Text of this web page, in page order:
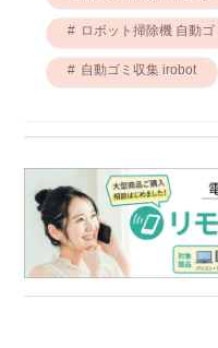
ロボット掃除機 自動ゴ
自動ゴミ収集 irobot